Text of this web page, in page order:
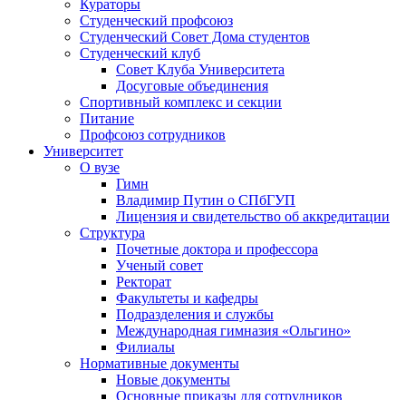
Кураторы
Студенческий профсоюз
Студенческий Совет Дома студентов
Студенческий клуб
Совет Клуба Университета
Досуговые объединения
Спортивный комплекс и секции
Питание
Профсоюз сотрудников
Университет
О вузе
Гимн
Владимир Путин о СПбГУП
Лицензия и свидетельство об аккредитации
Структура
Почетные доктора и профессора
Ученый совет
Ректорат
Факультеты и кафедры
Подразделения и службы
Международная гимназия «Ольгино»
Филиалы
Нормативные документы
Новые документы
Основные приказы для сотрудников